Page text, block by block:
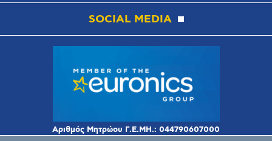
SOCIAL MEDIA